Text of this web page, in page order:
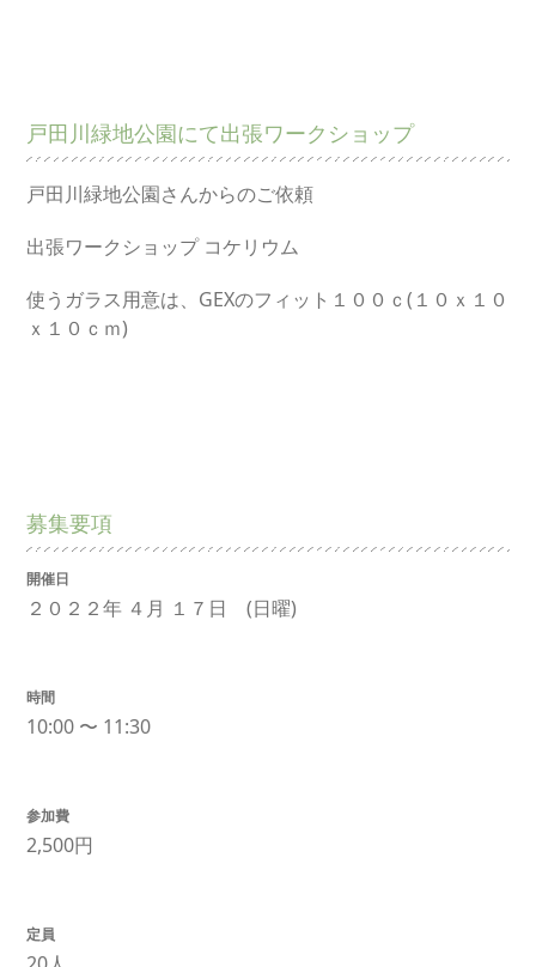
戸田川緑地公園にて出張ワークショップ
戸田川緑地公園さんからのご依頼
出張ワークショップ コケリウム
使うガラス用意は、GEXのフィット１００ｃ(１０ｘ１０
ｘ１０ｃｍ)
募集要項
開催日
２０２２年 ４月 １７日 (日曜)
時間
10:00 〜 11:30
参加費
2,500円
定員